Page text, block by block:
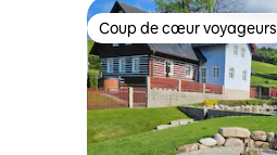
Coup de cœur voyageurs
Coup de cœur voyageurs